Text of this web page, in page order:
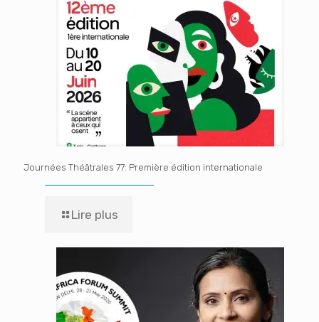
Journées Théâtrales 77: Première édition internationale
Lire plus